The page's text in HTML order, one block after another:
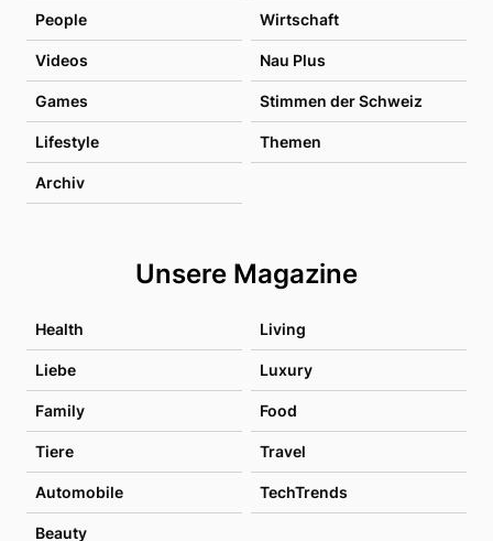
People Wirtschaft
Videos Nau Plus
Games Stimmen der Schweiz
Lifestyle Themen
Archiv
Unsere Magazine
Health Living
Liebe Luxury
Family Food
Tiere Travel
Automobile TechTrends
Beauty